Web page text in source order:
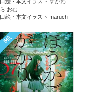
口絵・本文イラスト すがわ
ら おむ
口絵・本文イラスト maruchi
5位